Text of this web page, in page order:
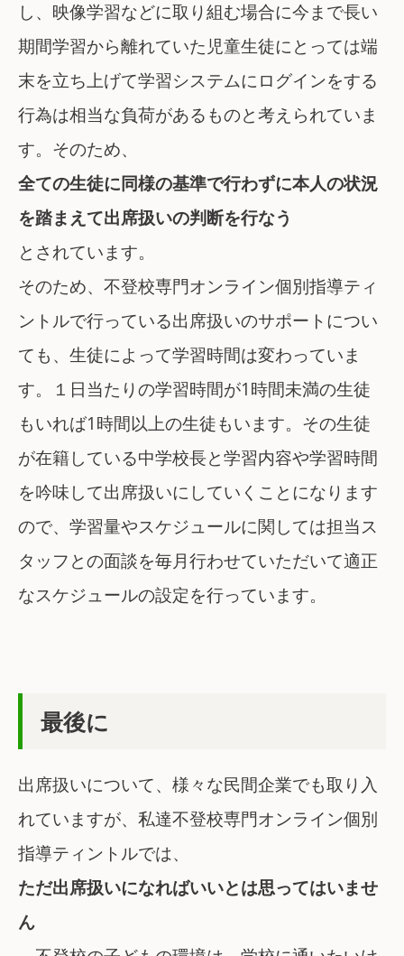
し、映像学習などに取り組む場合に今まで長い
期間学習から離れていた児童生徒にとっては端
末を立ち上げて学習システムにログインをする
行為は相当な負荷があるものと考えられていま
す。そのため、
全ての生徒に同様の基準で行わずに本人の状況
を踏まえて出席扱いの判断を行なう
とされています。
そのため、不登校専門オンライン個別指導ティ
ントルで行っている出席扱いのサポートについ
ても、生徒によって学習時間は変わっていま
す。１日当たりの学習時間が1時間未満の生徒
もいれば1時間以上の生徒もいます。その生徒
が在籍している中学校長と学習内容や学習時間
を吟味して出席扱いにしていくことになります
ので、学習量やスケジュールに関しては担当ス
タッフとの面談を毎月行わせていただいて適正
なスケジュールの設定を行っています。
最後に
出席扱いについて、様々な民間企業でも取り入
れていますが、私達不登校専門オンライン個別
指導ティントルでは、
ただ出席扱いになればいいとは思ってはいませ
ん